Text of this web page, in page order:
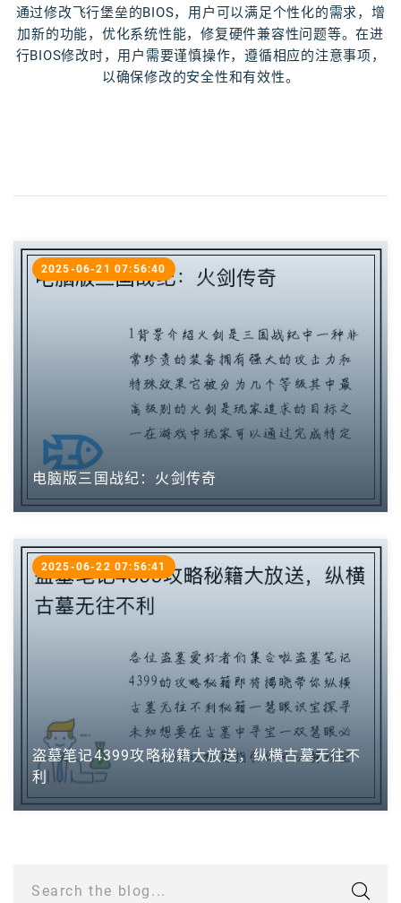
通过修改飞行堡垒的BIOS，用户可以满足个性化的需求，增
加新的功能，优化系统性能，修复硬件兼容性问题等。在进
行BIOS修改时，用户需要谨慎操作，遵循相应的注意事项，
以确保修改的安全性和有效性。
电脑版三国战纪：火剑传奇
2025-06-21 07:56:40
盗墓笔记4399攻略秘籍大放送，纵横古墓无往不
利
2025-06-22 07:56:41
Search the blog...